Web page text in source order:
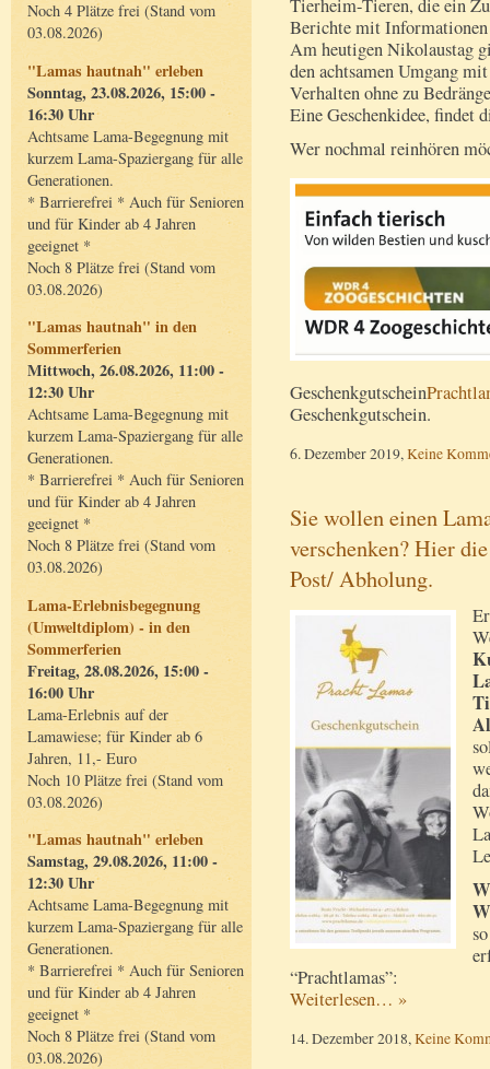
Noch 4 Plätze frei (Stand vom
03.08.2026)
"Lamas hautnah" erleben
Sonntag, 23.08.2026, 15:00 -
16:30 Uhr
Achtsame Lama-Begegnung mit
kurzem Lama-Spaziergang für alle
Generationen.
* Barrierefrei * Auch für Senioren
und für Kinder ab 4 Jahren
geeignet *
Noch 8 Plätze frei (Stand vom
03.08.2026)
"Lamas hautnah" in den
Sommerferien
Mittwoch, 26.08.2026, 11:00 -
12:30 Uhr
Achtsame Lama-Begegnung mit
kurzem Lama-Spaziergang für alle
Generationen.
* Barrierefrei * Auch für Senioren
und für Kinder ab 4 Jahren
geeignet *
Noch 8 Plätze frei (Stand vom
03.08.2026)
Lama-Erlebnisbegegnung
(Umweltdiplom) - in den
Sommerferien
Freitag, 28.08.2026, 15:00 -
16:00 Uhr
Lama-Erlebnis auf der
Lamawiese; für Kinder ab 6
Jahren, 11,- Euro
Noch 10 Plätze frei (Stand vom
03.08.2026)
"Lamas hautnah" erleben
Samstag, 29.08.2026, 11:00 -
12:30 Uhr
Achtsame Lama-Begegnung mit
kurzem Lama-Spaziergang für alle
Generationen.
* Barrierefrei * Auch für Senioren
und für Kinder ab 4 Jahren
geeignet *
Noch 8 Plätze frei (Stand vom
03.08.2026)
Tierheim-Tieren, die ein
Berichte mit Informationen
Am heutigen Nikolaustag
den achtsamen Umgang
Verhalten ohne zu
Eine Geschenkidee, findet
Wer nochmal reinhören
Geschenkgutschein
Geschenkgutschein.
6. Dezember 2019,Keine
Sie wollen einen
verschenken? Hier
Post/ Abholung.
“Prachtlamas”:
Weiterlesen… »
14. Dezember 2018,Keine